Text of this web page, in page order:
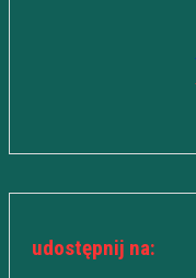
udostępnij na: